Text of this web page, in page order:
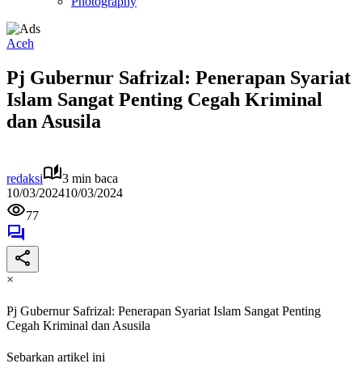
Aceh
Pj Gubernur Safrizal: Penerapan Syariat
Islam Sangat Penting Cegah Kriminal
dan Asusila
redaksi
3 min baca
10/03/202410/03/2024
77
×
Pj Gubernur Safrizal: Penerapan Syariat Islam Sangat Penting
Cegah Kriminal dan Asusila
Sebarkan artikel ini